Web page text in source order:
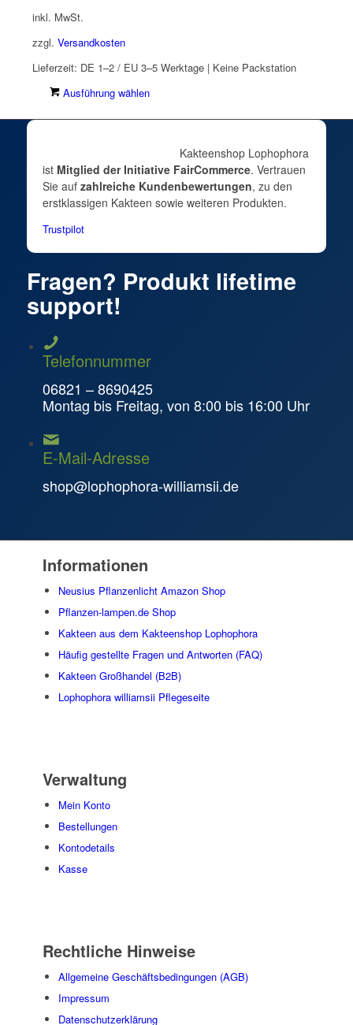
gewählt
inkl. MwSt.
zzgl. Versandkosten
Lieferzeit: DE 1–2 / EU 3–5 Werktage | Keine Packstation
Ausführung wählen
Varianten
auf.
Die
Optionen
der
Produktseite
gewählt
Kakteenshop Lophophora
ist Mitglied der Initiative FairCommerce. Vertrauen
Sie auf zahlreiche Kundenbewertungen, zu den
erstklassigen Kakteen sowie weiteren Produkten.
Trustpilot
Fragen? Produkt lifetime
support!
Telefonnummer
06821 – 8690425
Montag bis Freitag, von 8:00 bis 16:00 Uhr
E-Mail-Adresse
shop@lophophora-williamsii.de
Informationen
Neusius Pflanzenlicht Amazon Shop
Pflanzen-lampen.de Shop
Kakteen aus dem Kakteenshop Lophophora
Häufig gestellte Fragen und Antworten (FAQ)
Kakteen Großhandel (B2B)
Lophophora williamsii Pflegeseite
Verwaltung
Mein Konto
Bestellungen
Kontodetails
Kasse
Rechtliche Hinweise
Allgemeine Geschäftsbedingungen (AGB)
Impressum
Datenschutzerklärung